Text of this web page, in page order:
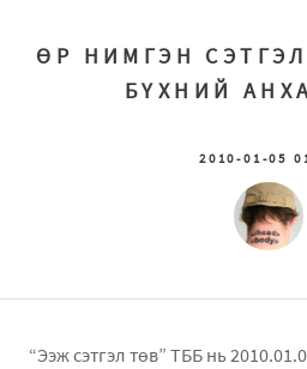
ӨР НИМГЭН
БҮХНИЙ
2010-01-05
“Ээж сэтгэл төв” ТББ нь